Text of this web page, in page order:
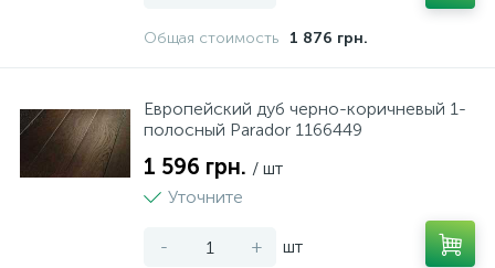
Общая стоимость 1 876 грн.
Европейский дуб черно-коричневый 1-
полосный Parador 1166449
1 596 грн. / шт
Уточните
- + шт